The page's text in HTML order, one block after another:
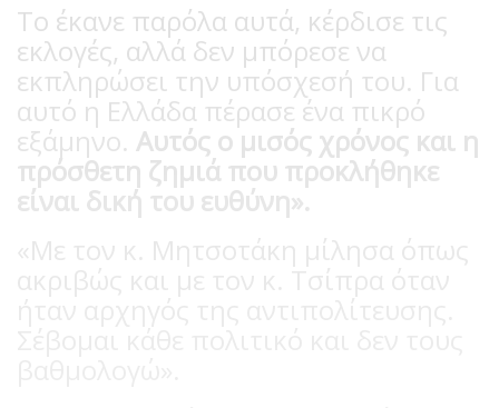
Το έκανε παρόλα αυτά, κέρδισε τις
εκλογές, αλλά δεν μπόρεσε να
εκπληρώσει την υπόσχεσή του. Για
αυτό η Ελλάδα πέρασε ένα πικρό
εξάμηνο. Αυτός ο μισός χρόνος και η
πρόσθετη ζημιά που προκλήθηκε
είναι δική του ευθύνη».